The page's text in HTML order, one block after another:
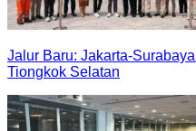
Jalur Baru: Jakarta-
Tiongkok Selatan